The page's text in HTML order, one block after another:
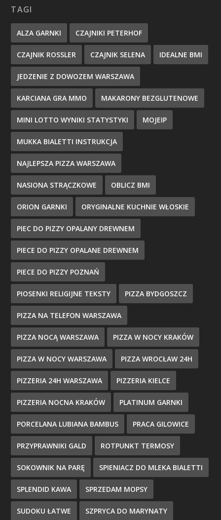
TAGI
ALZA GARNKI CZAJNIKI PETERHOF
CZAJNIK ROSSLER CZAJNIK SELENA IDEALNE BMI
JEDZENIE Z DOWOZEM WARSZAWA
KARCIANA GRA MMO MAKARONY BEZGLUTENOWE
MINI LOTTO WYNIKI STATYSTYKI MOJEIP
MUKKA BIALETTI INSTRUKCJA
NAJLEPSZA PIZZA WARSZAWA
NASIONA STRĄCZKOWE OBLICZ BMI
ORION GARNKI ORYGINALNE KUCHNIE WŁOSKIE
PIEC DO PIZZY OPALANY DREWNEM
PIECE DO PIZZY OPALANE DREWNEM
PIECE DO PIZZY POZNAŃ
PIOSENKI RELIGIJNE TEKSTY PIZZA BYDGOSZCZ
PIZZA NA TELEFON WARSZAWA
PIZZA NOCĄ WARSZAWA PIZZA W NOCY KRAKÓW
PIZZA W NOCY WARSZAWA PIZZA WROCŁAW 24H
PIZZERIA 24H WARSZAWA PIZZERIA KIELCE
PIZZERIA NOCNA KRAKÓW PLATINUM GARNKI
PORCELANA LUBIANA BAMBUS PRACA GILOWICE
PRZYPRAWNIKI GALD ROTPUNKT TERMOSY
SOKOWNIK NA PARĘ SPIENIACZ DO MLEKA BIALETTI
SPLENDID KAWA SPRZEDAM MOPSY
SUDOKU ŁATWE SZPRYCA DO MARYNATY